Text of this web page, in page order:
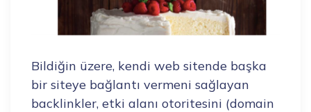
Bildiğin üzere, kendi web sitende başka
bir siteye bağlantı vermeni sağlayan
backlinkler, etki alanı otoritesini (domain